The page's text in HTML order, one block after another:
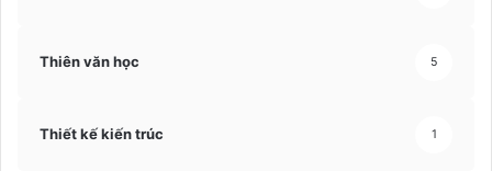
Thiên văn học 5
Thiết kế kiến trúc 1